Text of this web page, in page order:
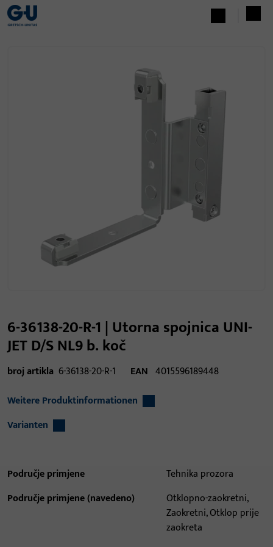
6-36138-20-R-1 | Utorna spojnica UNI-
JET D/S NL9 b. koč
broj artikla 6-36138-20-R-1 EAN 4015596189448
Weitere Produktinformationen
Varianten
Područje primjene
Tehnika prozora
Područje primjene (navedeno)
Otklopno-zaokretni,
Zaokretni, Otklop prije
zaokreta